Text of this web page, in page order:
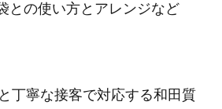
との使い方とアレンジなど
丁寧な接客で対応する和田質